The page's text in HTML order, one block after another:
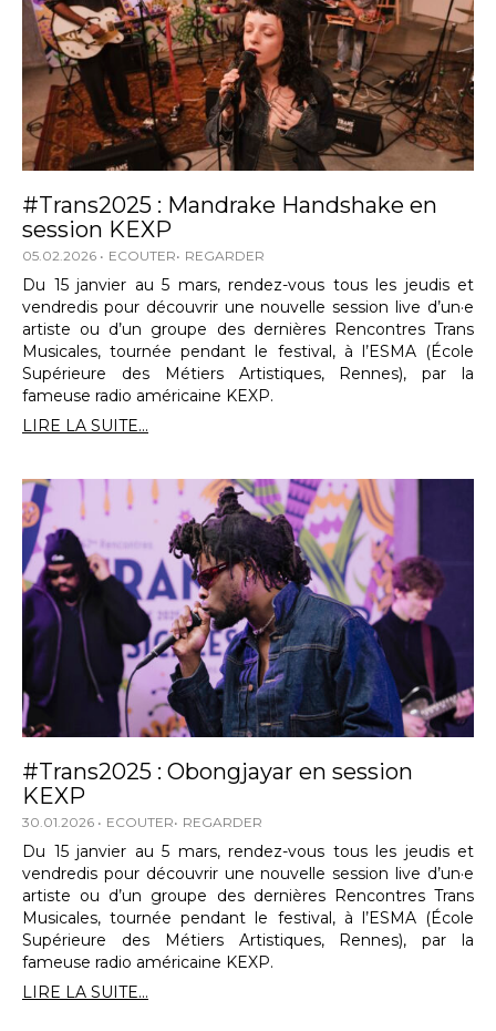
#Trans2025 : Mandrake Handshake en
session KEXP
05.02.2026 ECOUTER REGARDER
Du 15 janvier au 5 mars, rendez-vous tous les jeudis et
vendredis pour découvrir une nouvelle session live d’un·e
artiste ou d’un groupe des dernières Rencontres Trans
Musicales, tournée pendant le festival, à l’ESMA (École
Supérieure des Métiers Artistiques, Rennes), par la
fameuse radio américaine KEXP.
LIRE LA SUITE...
#Trans2025 : Obongjayar en session
KEXP
30.01.2026 ECOUTER REGARDER
Du 15 janvier au 5 mars, rendez-vous tous les jeudis et
vendredis pour découvrir une nouvelle session live d’un·e
artiste ou d’un groupe des dernières Rencontres Trans
Musicales, tournée pendant le festival, à l’ESMA (École
Supérieure des Métiers Artistiques, Rennes), par la
fameuse radio américaine KEXP.
LIRE LA SUITE...